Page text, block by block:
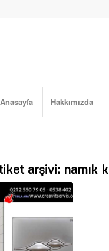
Anasayfa Hakkımızda
arşivi: namık